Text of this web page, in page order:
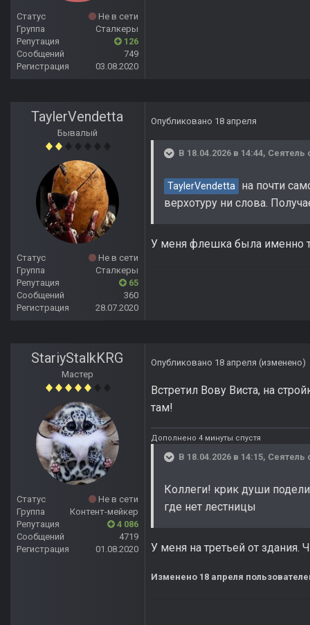
Статус
Не в сети
Группа
Сталкеры
Репутация
126
Сообщений
749
Регистрация
03.08.2020
TaylerVendetta
Бывалый
Статус
Не в сети
Группа
Сталкеры
Репутация
65
Сообщений
360
Регистрация
28.07.2020
Опубликовано 18 апреля
В 18.04.2026 в 14:44, Сеятель
TaylerVendetta на почти
верхотуру ни слова.
У меня флешка была именно
StariyStalkKRG
Мастер
Статус
Не в сети
Группа
Контент-мейкер
Репутация
4 086
Сообщений
4719
Регистрация
01.08.2020
Опубликовано 18 апреля (изменено)
Встретил Вову Виста, на
там!
Дополнено 4 минуты спустя
В 18.04.2026 в 14:15, Сеятель
Коллеги! крик души
где нет лестницы
У меня на третьей от
Изменено 18 апреля